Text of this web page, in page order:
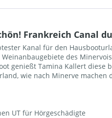
Frankreich Canal
Kanal für den
des
genießt Tamina Kallert diese
wie nach Minerve
UT für Hörgeschädigte